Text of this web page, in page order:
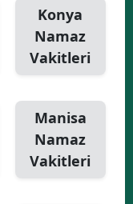
Konya
Namaz
Vakitleri
Manisa
Namaz
Vakitleri